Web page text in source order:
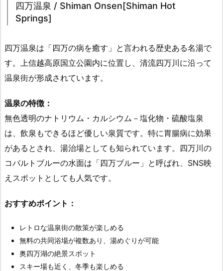
四万温泉 / Shiman Onsen[Shiman Hot
Springs]
四万温泉は「四万の病を癒す」と言われる歴史ある名湯で
す。上信越高原国立公園内に位置し、清流四万川に沿って
温泉街が形成されています。
温泉の特徴：
無色透明のナトリウム・カルシウム－塩化物・硫酸塩泉
は、飲泉もできるほど優しい泉質です。特に胃腸病に効果
があるとされ、湯治場としても知られています。四万川の
コバルトブルーの水面は「四万ブルー」と呼ばれ、SNS映
えスポットとしても人気です。
おすすめポイント：
レトロな温泉街の散策が楽しめる
無料の共同浴場が複数あり、湯めぐりが可能
奥四万湖の絶景スポット
スキー場も近く、冬季も楽しめる